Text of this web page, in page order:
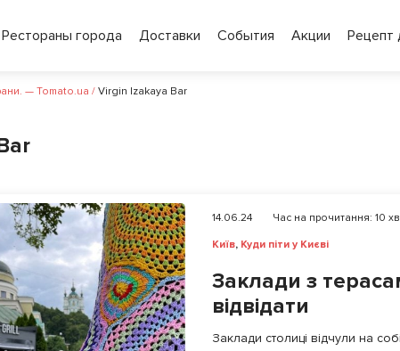
Рестораны города Доставки События Акции Рецепт
— Tomato.ua / Virgin Izakaya Bar
14.06.24 Час на прочитання: 10 хв
Київ, Куди піти у Києві
Заклади з
відвідати
Заклади столиці відчули на